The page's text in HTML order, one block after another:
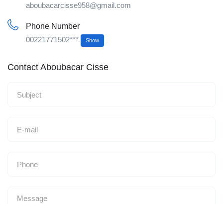
aboubacarcisse958@gmail.com
Phone Number
00221771502***
Show
Contact Aboubacar Cisse